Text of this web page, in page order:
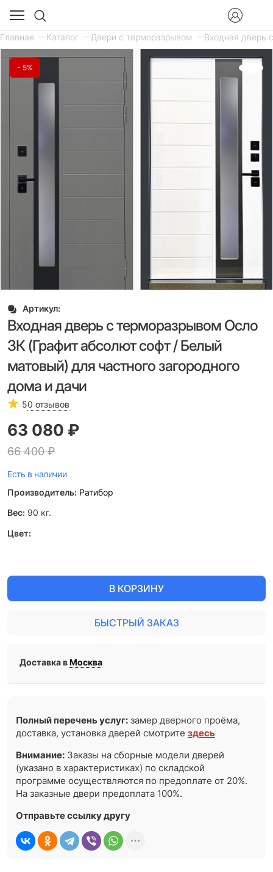
Главная Каталог Двери с терморазрывом Входная дверь
- 5%
Артикул:
Входная дверь с терморазрывом Осло
3К (Графит абсолют софт / Белый
матовый) для частного загородного
дома и дачи
50 отзывов
66 400 ₽
63 080 ₽
Есть в наличии
Производитель: Ратибор
Вес: 90 кг.
Цвет:
В КОРЗИНУ
БЫСТРЫЙ ЗАКАЗ
Доставка вМосква
Полный перечень услуг: замер дверного проёма,
доставка, установка дверей смотритездесь
Внимание: Заказы на сборные модели дверей
(указано в характеристиках) по складской
программе осуществляются по предоплате от 20%.
На заказные двери предоплата 100%.
Отправьте ссылку другу